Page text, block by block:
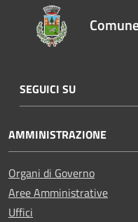
SEGUICI SU
AMMINISTRAZIONE
Organi di Governo
Aree Amministrative
Uffici